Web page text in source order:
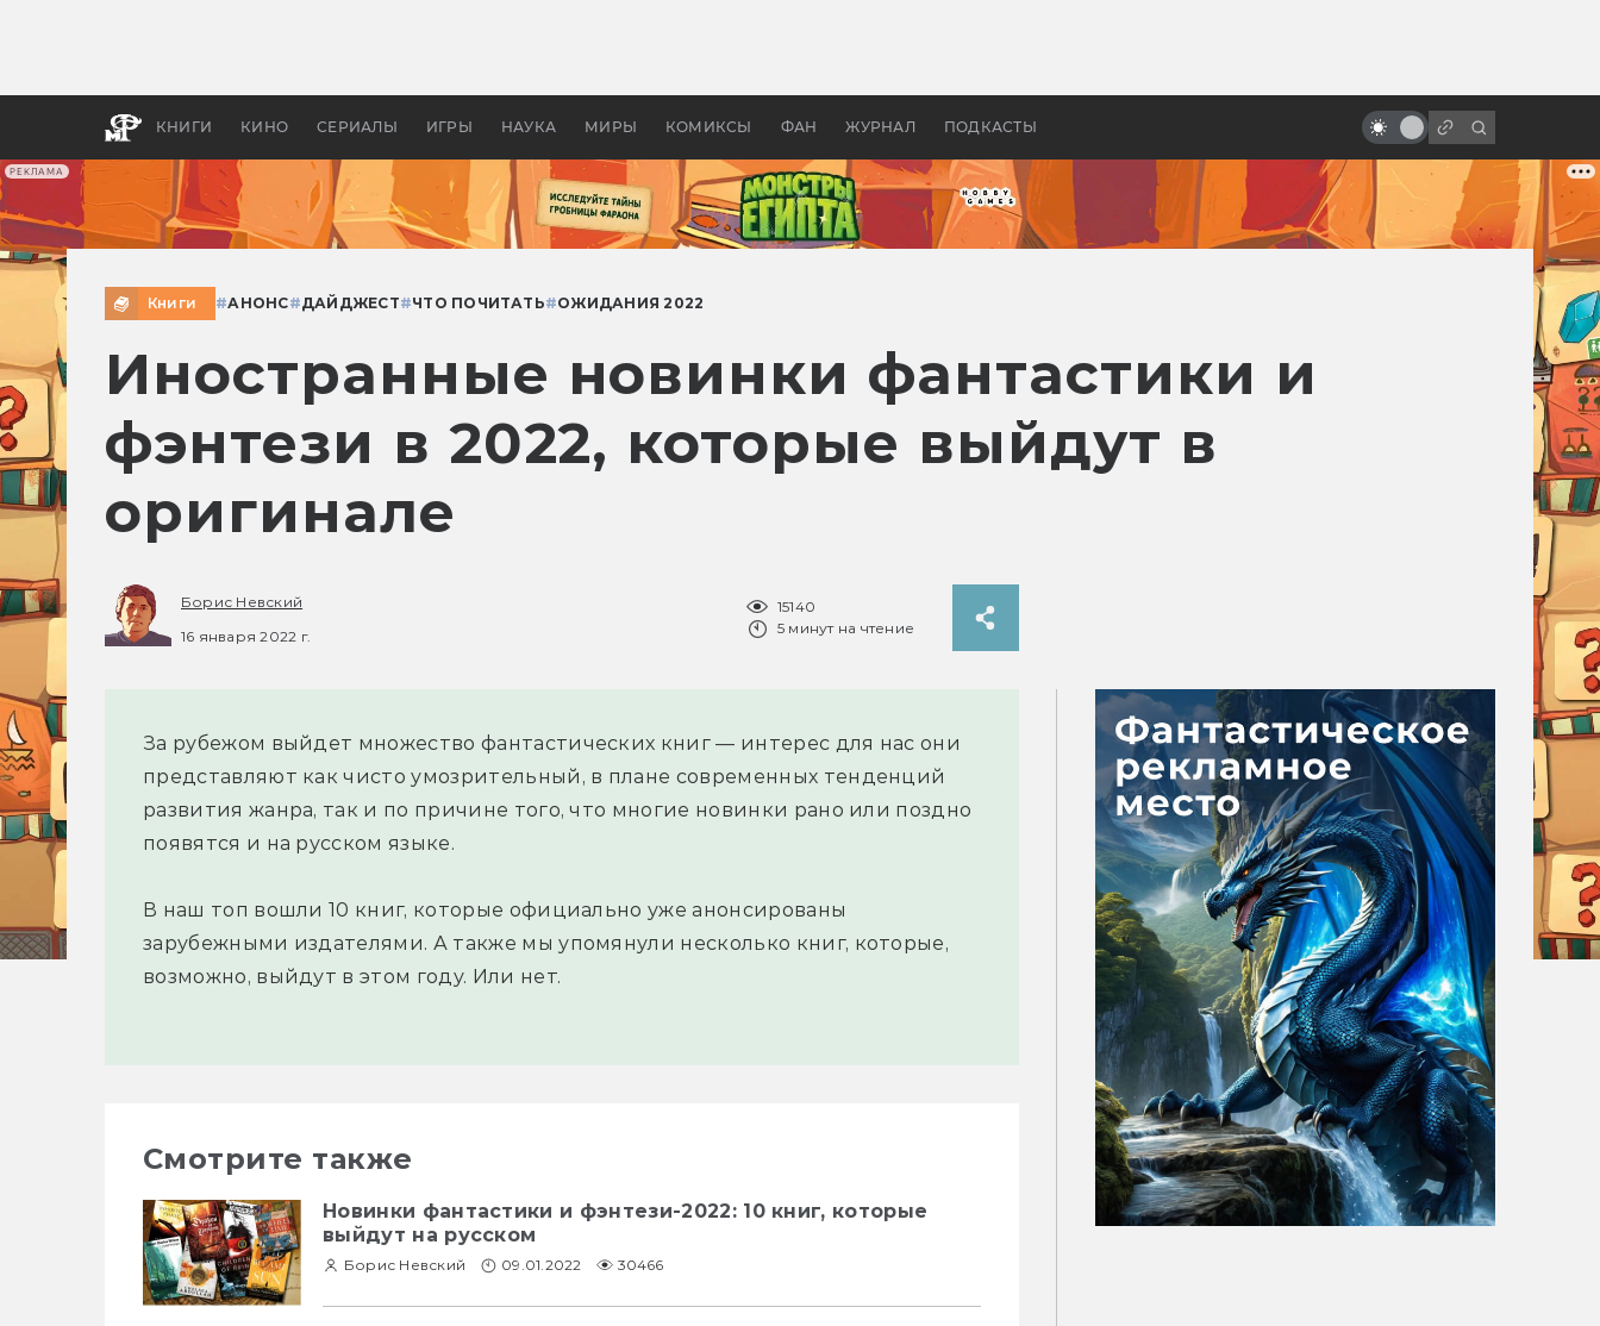
РЕКЛАМА
КНИГИ КИНО СЕРИАЛЫ ИГРЫ НАУКА МИРЫ КОМИКСЫ ФАН ЖУРНАЛ ПОДКАСТЫ
бы «Властелина колец»
Древней Грецией
неснятой экранизации
Книги #АНОНС#ДАЙДЖЕСТ#ЧТО ПОЧИТАТЬ#ОЖИДАНИЯ 2022
Иностранные новинки фантастики и
фэнтези в 2022, которые выйдут в
оригинале
Борис Невский
16 января 2022 г.
15140
5 минут на чтение
За рубежом выйдет множество фантастических книг — интерес для нас они
представляют как чисто умозрительный, в плане современных тенденций
развития жанра, так и по причине того, что многие новинки рано или поздно
появятся и на русском языке.
В наш топ вошли 10 книг, которые официально уже анонсированы
зарубежными издателями. А также мы упомянули несколько книг, которые,
возможно, выйдут в этом году. Или нет.
Смотрите также
Новинки фантастики и фэнтези-2022: 10 книг, которые
выйдут на русском
Борис Невский 09.01.2022 30466